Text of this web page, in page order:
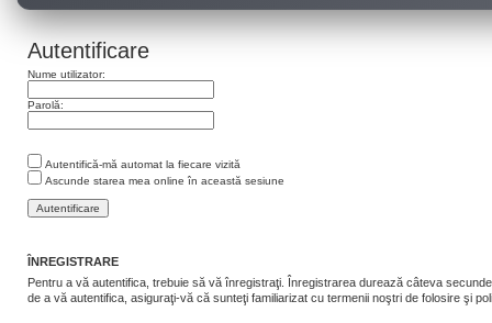
Autentificare
Nume utilizator:
Parolă:
Autentifică-mă automat la fiecare vizită
Ascunde starea mea online în această sesiune
ÎNREGISTRARE
Pentru a vă autentifica, trebuie să vă înregistraţi. Înregistrarea durează câteva
de a vă autentifica, asiguraţi-vă că sunteţi familiarizat cu termenii noştri de folosire şi